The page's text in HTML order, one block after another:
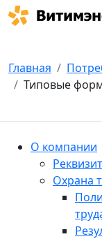
О компании
Охрана
Главная
Типовые